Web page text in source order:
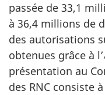
passée de 33,1
à 36,4 millions de
des autorisations
obtenues grâce à
présentation au
des RNC consiste